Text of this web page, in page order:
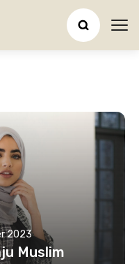
2023
Muslim